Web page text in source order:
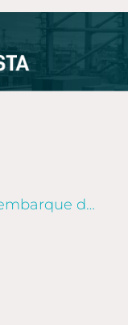
6 medidas para evitar carga rolada no embarque de contêiner